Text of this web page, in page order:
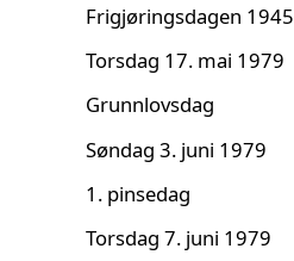
Frigjøringsdagen 1945
Torsdag 17. mai 1979
Grunnlovsdag
Søndag 3. juni 1979
1. pinsedag
Torsdag 7. juni 1979